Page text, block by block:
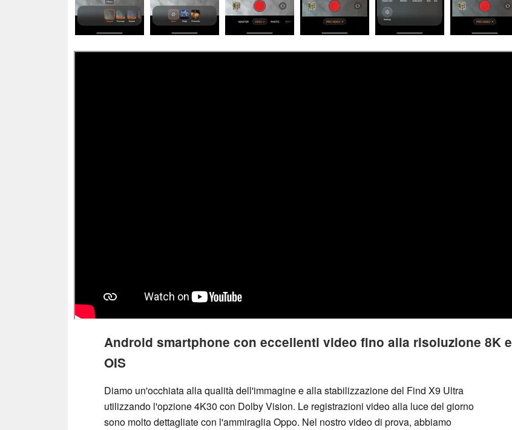
Android smartphone con eccellenti video fino alla risoluzione 8K e
OIS
Diamo un'occhiata alla qualità dell'immagine e alla stabilizzazione del Find X9 Ultra
utilizzando l'opzione 4K30 con Dolby Vision. Le registrazioni video alla luce del giorno
sono molto dettagliate con l'ammiraglia Oppo. Nel nostro video di prova, abbiamo